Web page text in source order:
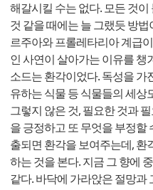
해갈시킬 수는 없다. 모든 것
것 같을 때에는 늘 그랬듯 방
르주아와 프롤레타리아 계급
인 사연이 살아가는 이유를 챙
소드는 환각이었다. 독성을 가
유하는 식물 등 식물들의 세상
그렇지 않은 것, 필요한 것과
을 긍정하고 또 무엇을 부정할
출되면 환각을 보여주는데, 환
하는 것을 본다. 지금 그 향에
같다. 바닥에 가라앉은 절망과